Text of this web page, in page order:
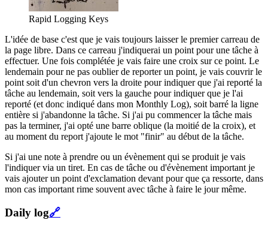
Rapid Logging Keys
L'idée de base c'est que je vais toujours laisser le premier carreau de
la page libre. Dans ce carreau j'indiquerai un point pour une tâche à
effectuer. Une fois complétée je vais faire une croix sur ce point. Le
lendemain pour ne pas oublier de reporter un point, je vais couvrir le
point soit d'un chevron vers la droite pour indiquer que j'ai reporté la
tâche au lendemain, soit vers la gauche pour indiquer que je l'ai
reporté (et donc indiqué dans mon Monthly Log), soit barré la ligne
entière si j'abandonne la tâche. Si j'ai pu commencer la tâche mais
pas la terminer, j'ai opté une barre oblique (la moitié de la croix), et
au moment du report j'ajoute le mot "finir" au début de la tâche.
Si j'ai une note à prendre ou un évènement qui se produit je vais
l'indiquer via un tiret. En cas de tâche ou d'évènement important je
vais ajouter un point d'exclamation devant pour que ça ressorte, dans
mon cas important rime souvent avec tâche à faire le jour même.
Daily log🔗